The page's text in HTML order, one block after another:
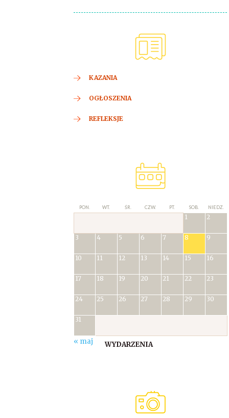
KAZANIA
OGŁOSZENIA
REFLEKSJE
PON. WT. ŚR. CZW. PT. SOB. NIEDZ.
1 2
3 4 5 6 7 8 9
10 11 12 13 14 15 16
17 18 19 20 21 22 23
24 25 26 27 28 29 30
31
« maj WYDARZENIA